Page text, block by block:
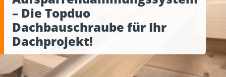
– Die Topduo
Dachbauschraube für Ihr
Dachprojekt!